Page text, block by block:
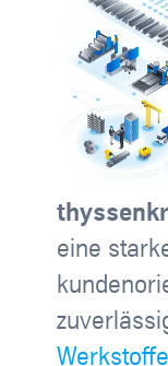
eine
Werkstoffe